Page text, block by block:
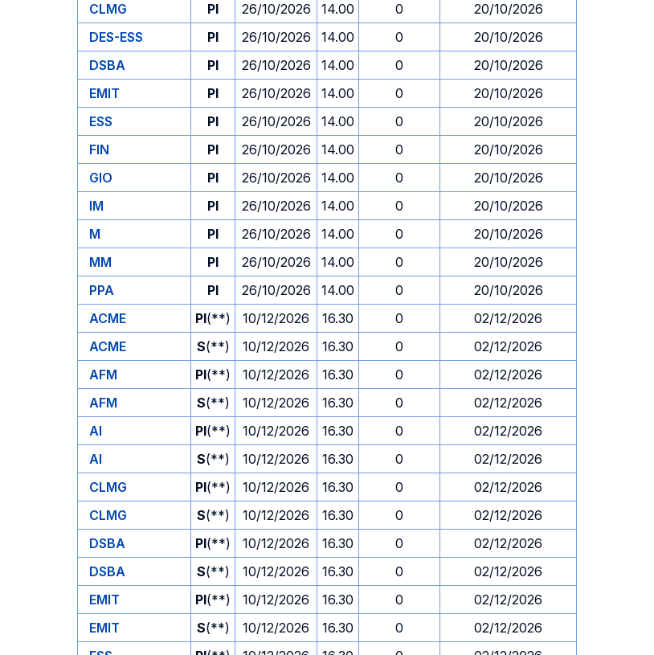
CLMG
PI 26/10/2026 14.00 0
20/10/2026
DES-ESS
PI 26/10/2026 14.00 0
20/10/2026
DSBA
PI 26/10/2026 14.00 0
20/10/2026
EMIT
PI 26/10/2026 14.00 0
20/10/2026
ESS
PI 26/10/2026 14.00 0
20/10/2026
FIN
PI 26/10/2026 14.00 0
20/10/2026
GIO
PI 26/10/2026 14.00 0
20/10/2026
IM
PI 26/10/2026 14.00 0
20/10/2026
M
PI 26/10/2026 14.00 0
20/10/2026
MM
PI 26/10/2026 14.00 0
20/10/2026
PPA
PI 26/10/2026 14.00 0
20/10/2026
ACME
PI(**) 10/12/2026 16.30 0
02/12/2026
ACME
S(**) 10/12/2026 16.30 0
02/12/2026
AFM
PI(**) 10/12/2026 16.30 0
02/12/2026
AFM
S(**) 10/12/2026 16.30 0
02/12/2026
AI
PI(**) 10/12/2026 16.30 0
02/12/2026
AI
S(**) 10/12/2026 16.30 0
02/12/2026
CLMG
PI(**) 10/12/2026 16.30 0
02/12/2026
CLMG
S(**) 10/12/2026 16.30 0
02/12/2026
DSBA
PI(**) 10/12/2026 16.30 0
02/12/2026
DSBA
S(**) 10/12/2026 16.30 0
02/12/2026
EMIT
PI(**) 10/12/2026 16.30 0
02/12/2026
EMIT
S(**) 10/12/2026 16.30 0
02/12/2026